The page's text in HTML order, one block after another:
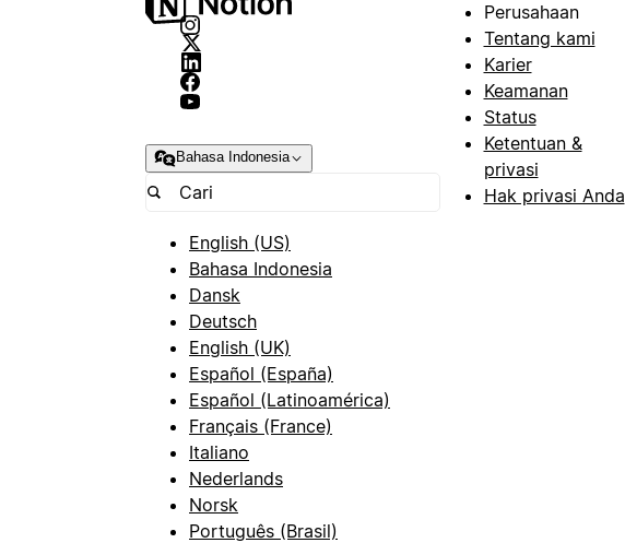
Bahasa Indonesia
English (US)
Bahasa Indonesia
Dansk
Deutsch
English (UK)
Español (España)
Español (Latinoamérica)
Français (France)
Italiano
Nederlands
Norsk
Português (Brasil)
Perusahaan
Tentang kami
Karier
Keamanan
Status
Ketentuan &
privasi
Hak privasi Anda